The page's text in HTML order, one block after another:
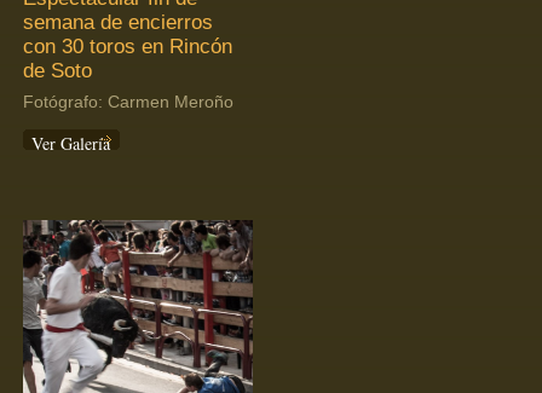
semana de encierros
con 30 toros en Rincón
de Soto
Fotógrafo: Carmen Meroño
Ver Galería